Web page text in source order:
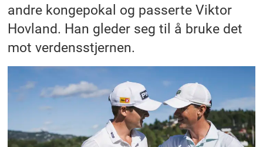
andre kongepokal og passerte Viktor
Hovland. Han gleder seg til å bruke det
mot verdensstjernen.